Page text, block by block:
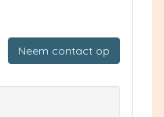
Neem contact op